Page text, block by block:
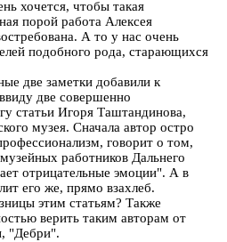
хочется, чтобы такая
порой работа Алексея
А то у нас очень
подобного рода, старающихся
две заметки добавили к
две совершенно
статьи Игоря Таштандинова,
музея. Сначала автор остро
говорит о том,
работников Дальнего
отрицательные эмоции". А в
его же, прямо взахлеб.
этим статьям? Также
верить таким авторам от
"Дебри".